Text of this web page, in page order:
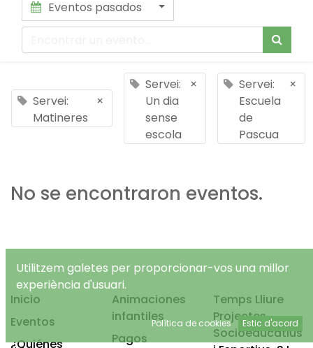
Eventos pasados
Servei:
Matineres
×
Servei:
Un dia
sense
escola
×
Servei:
Escuela
de
Pascua
×
No se encontraron eventos.
Inicio
Eventos
¿Quiénes
Animaciones
infantiles
Pagos
Temps Lliure
Projectes
Socioeducatius
Utilitzem galetes per proporcionar-vos una millor
experiència d'usuari.
Política de cookies Estic d'acord